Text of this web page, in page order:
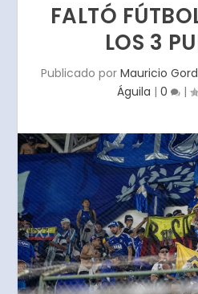
FALTÓ
LOS 3
Publicado por Mauricio
Águila | 0 |